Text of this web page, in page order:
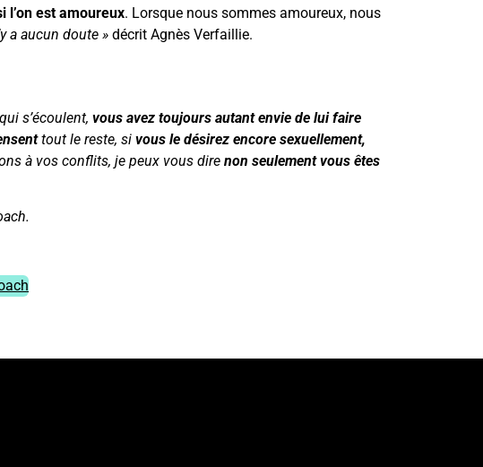
l’on est amoureux. Lorsque nous sommes amoureux, nous
a aucun doute » décrit Agnès Verfaillie.
s’écoulent, vous avez toujours autant envie de lui faire
tout le reste, si vous le désirez encore sexuellement,
à vos conflits, je peux vous dire non seulement vous êtes